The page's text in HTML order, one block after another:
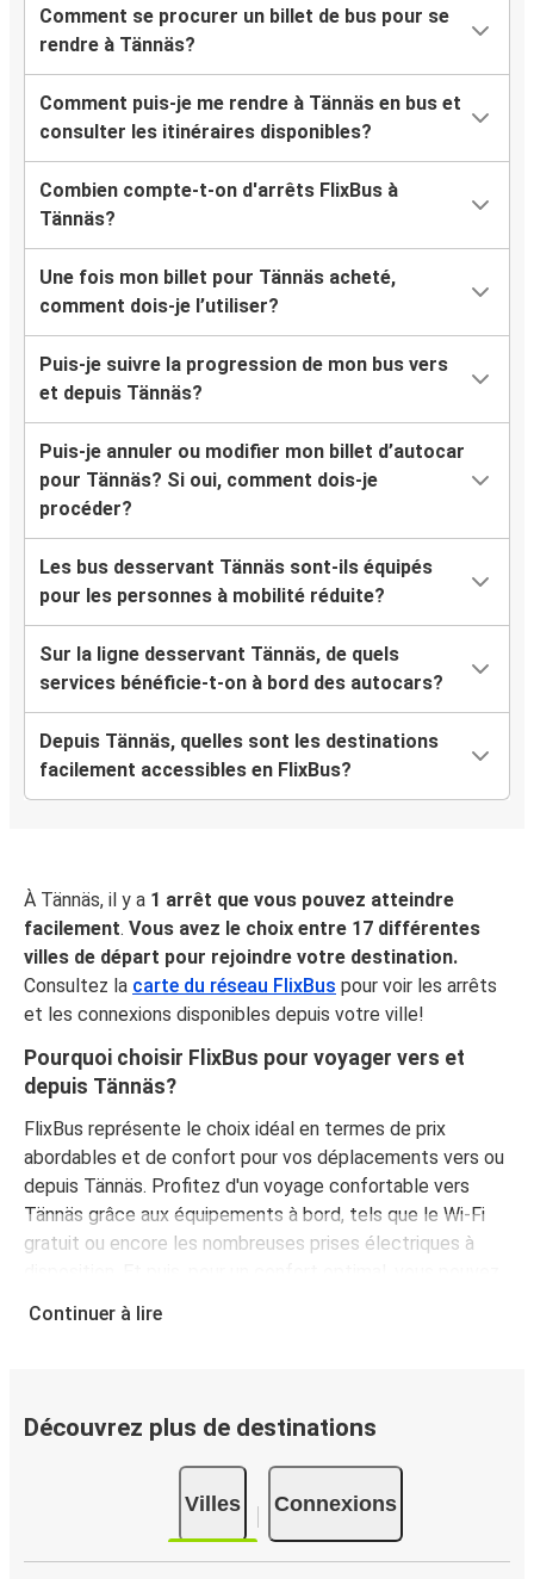
Comment se procurer un billet de bus pour se
rendre à Tännäs?
Comment puis-je me rendre à Tännäs en bus et
consulter les itinéraires disponibles?
Combien compte-t-on d'arrêts FlixBus à
Tännäs?
Une fois mon billet pour Tännäs acheté,
comment dois-je l’utiliser?
Puis-je suivre la progression de mon bus vers
et depuis Tännäs?
Puis-je annuler ou modifier mon billet d’autocar
pour Tännäs? Si oui, comment dois-je
procéder?
Les bus desservant Tännäs sont-ils équipés
pour les personnes à mobilité réduite?
Sur la ligne desservant Tännäs, de quels
services bénéficie-t-on à bord des autocars?
Depuis Tännäs, quelles sont les destinations
facilement accessibles en FlixBus?
À Tännäs, il y a 1 arrêt que vous pouvez atteindre
facilement. Vous avez le choix entre 17 différentes
villes de départ pour rejoindre votre destination.
Consultez la carte du réseau FlixBus pour voir les arrêts
et les connexions disponibles depuis votre ville!
Pourquoi choisir FlixBus pour voyager vers et
depuis Tännäs?
FlixBus représente le choix idéal en termes de prix
abordables et de confort pour vos déplacements vers ou
depuis Tännäs. Profitez d'un voyage confortable vers
Tännäs grâce aux équipements à bord, tels que le Wi-Fi
gratuit ou encore les nombreuses prises électriques à
même choisir votre siège préféré lors de la réservation.
Comment réserver un billet d’autocar pour un
Réserver votre billet FlixBus est un jeu d'enfant. Vous
pouvez effectuer votre réservation en quelques minutes,
sur ce site Web ou via l'application gratuite de FlixBus.
Continuer à lire
Découvrez plus de destinations
Villes Connexions